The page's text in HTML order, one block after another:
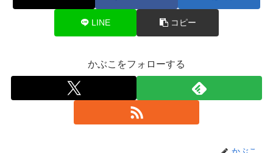
LINE コピー
かぶこをフォローする
かぶこ